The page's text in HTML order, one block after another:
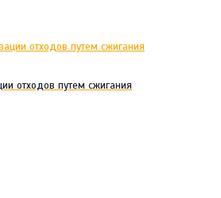
отходов путем сжигания